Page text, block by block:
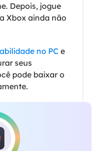
Depois, jogue
Xbox ainda não
no PC e
seus
pode baixar o